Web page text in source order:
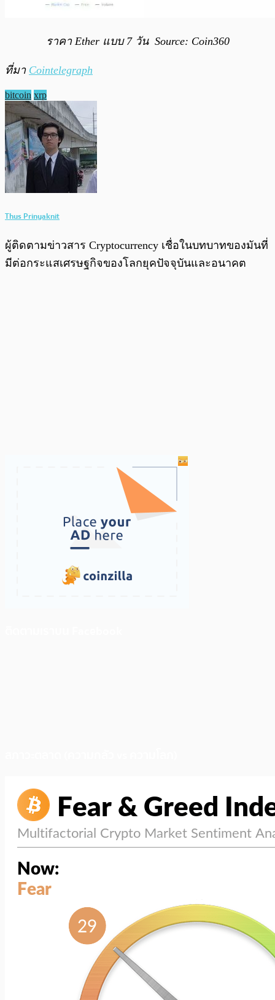
ราคา Ether แบบ 7 วัน Source: Coin360
ที่มา Cointelegraph
bitcoin xrp
Thus Prinyaknit
ผู้ติดตามข่าวสาร Cryptocurrency เชื่อในบทบาทของมันที่
มีต่อกระแสเศรษฐกิจของโลกยุคปัจจุบันและอนาคต